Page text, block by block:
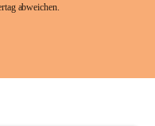
abweichen.